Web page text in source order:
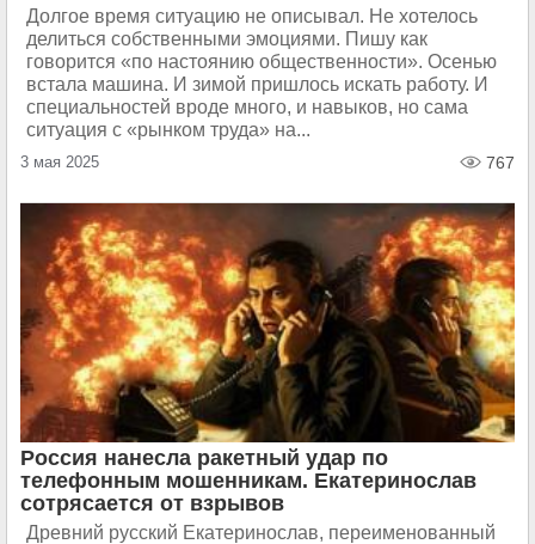
Долгое время ситуацию не описывал. Не хотелось
делиться собственными эмоциями. Пишу как
говорится «по настоянию общественности». Осенью
встала машина. И зимой пришлось искать работу. И
специальностей вроде много, и навыков, но сама
ситуация с «рынком труда» на...
3 мая 2025 767
Россия нанесла ракетный удар по
телефонным мошенникам. Екатеринослав
сотрясается от взрывов
Древний русский Екатеринослав, переименованный